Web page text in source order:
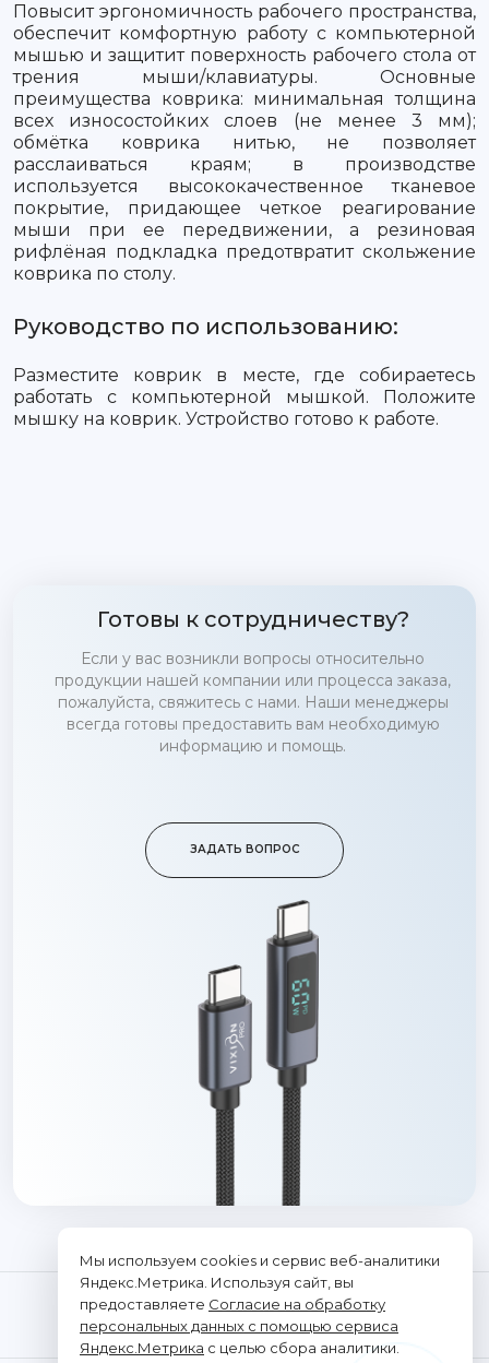
Повысит эргономичность рабочего пространства,
обеспечит комфортную работу с компьютерной
мышью и защитит поверхность рабочего стола от
трения мыши/клавиатуры. Основные
преимущества коврика: минимальная толщина
всех износостойких слоев (не менее 3 мм);
обмётка коврика нитью, не позволяет
расслаиваться краям; в производстве
используется высококачественное тканевое
покрытие, придающее четкое реагирование
мыши при ее передвижении, а резиновая
рифлёная подкладка предотвратит скольжение
коврика по столу.
Руководство по использованию:
Разместите коврик в месте, где собираетесь
работать с компьютерной мышкой. Положите
мышку на коврик. Устройство готово к работе.
Готовы к сотрудничеству?
Если у вас возникли вопросы относительно
продукции нашей компании или процесса заказа,
пожалуйста, свяжитесь с нами. Наши менеджеры
всегда готовы предоставить вам необходимую
информацию и помощь.
ЗАДАТЬ ВОПРОС
Мы используем cookies и сервис веб-аналитики
Яндекс.Метрика. Используя сайт, вы
предоставляете Согласие на обработку
персональных данных с помощью сервиса
Яндекс.Метрика с целью сбора аналитики.